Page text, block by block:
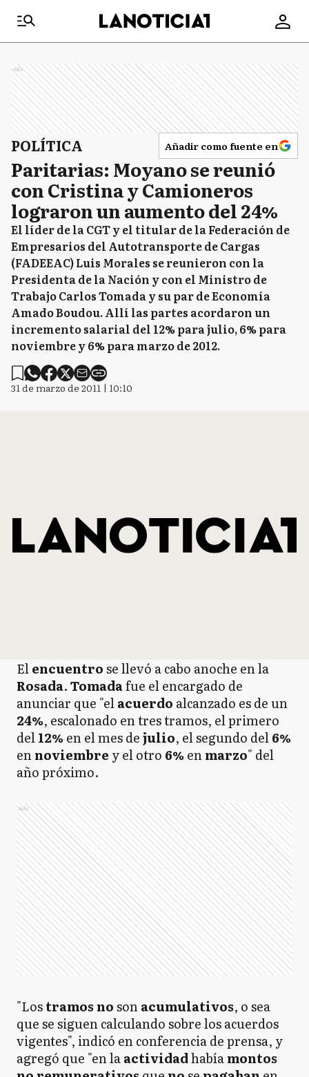
Ads
POLÍTICA Añadir como fuente en
Paritarias: Moyano se reunió
con Cristina y Camioneros
lograron un aumento del 24%
El líder de la CGT y el titular de la Federación de
Empresarios del Autotransporte de Cargas
(FADEEAC) Luis Morales se reunieron con la
Presidenta de la Nación y con el Ministro de
Trabajo Carlos Tomada y su par de Economía
Amado Boudou. Allí las partes acordaron un
incremento salarial del 12% para julio, 6% para
noviembre y 6% para marzo de 2012.
31 de marzo de 2011 | 10:10
Elencuentrose llevó a cabo anoche en la
Rosada.Tomadafue el encargado de
anunciar que "elacuerdo alcanzado es de un
24%, escalonado en tres tramos, el primero
del12%en el mes dejulio, el segundo del6%
ennoviembre y el otro 6%enmarzo" del
año próximo.
Ads
"Lostramos nosonacumulativos, o sea
que se siguen calculando sobre los acuerdos
vigentes", indicó en conferencia de prensa, y
agregó que "en laactividadhabíamontos